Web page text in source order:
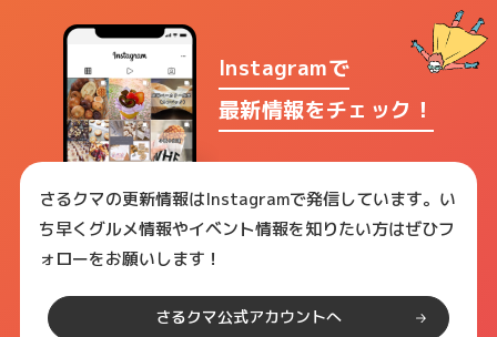
Instagramで
最新情報をチェック！
さるクマの更新情報はInstagramで発信しています。い
ち早くグルメ情報やイベント情報を知りたい方はぜひフ
ォローをお願いします！
さるクマ公式アカウントへ